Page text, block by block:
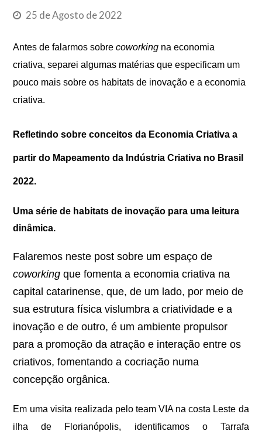
25 de Agosto de 2022
Antes de falarmos sobrecoworking na economia
criativa, separei algumas matérias que especificam um
pouco mais sobre os habitats de inovação e a economia
criativa.
Refletindo sobre conceitos da Economia Criativa a
partir do Mapeamento da Indústria Criativa no Brasil
2022.
Uma série de habitats de inovação para uma leitura
dinâmica.
Falaremos neste post sobre um espaço de
coworkingque fomenta a economia criativa na
capital catarinense, que, de um lado, por meio de
sua estrutura física vislumbra a criatividade e a
inovação e de outro, é um ambiente propulsor
para a promoção da atração e interação entre os
criativos, fomentando a cocriação numa
concepção orgânica.
Em uma visita realizada pelo team VIA na costa Leste da
ilha de Florianópolis, identificamos o Tarrafa